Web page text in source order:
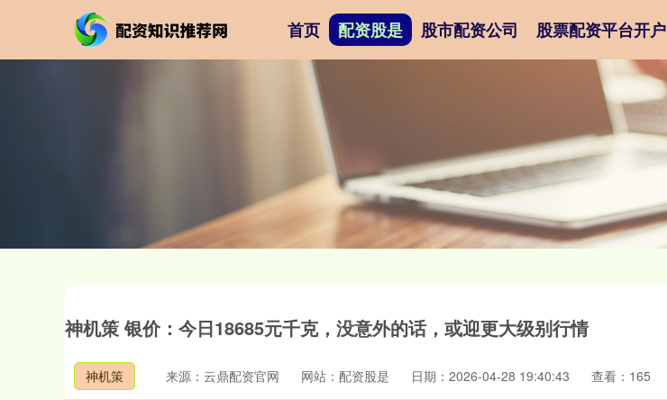
首页 配资股是 股市配资公司 股票配资平台开户
神机策 银价：今日18685元千克，没意外的话，或迎更大级别行情
神机策 来源：云鼎配资官网 网站：配资股是 日期：2026-04-28 19:40:43 查看：165